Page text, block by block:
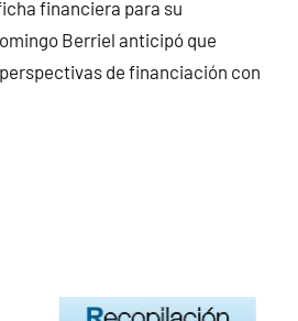
financiera para su
Berriel anticipó que
de financiación con